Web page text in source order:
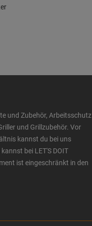
und Zubehör, Arbeitsschutz
und Grillzubehör. Vor
kannst du bei uns
bei LET'S DOIT
ist eingeschränkt in den